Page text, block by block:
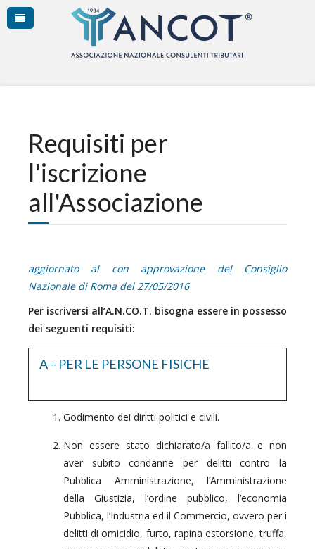
Requisiti per
l'iscrizione
all'Associazione
aggiornato al con approvazione del Consiglio
Nazionale di Roma del 27/05/2016
Per iscriversi all’A.N.CO.T. bisogna essere in possesso
dei seguenti requisiti:
A – PER LE PERSONE FISICHE
Godimento dei diritti politici e civili.
Non essere stato dichiarato/a fallito/a e non
aver subito condanne per delitti contro la
Pubblica Amministrazione, l’Amministrazione
della Giustizia, l’ordine pubblico, l’economia
Pubblica, l’Industria ed il Commercio, ovvero per i
delitti di omicidio, furto, rapina estorsione, truffa,